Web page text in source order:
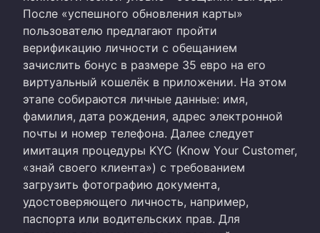
После «успешного обновления карты»
пользователю предлагают пройти
верификацию личности с обещанием
зачислить бонус в размере 35 евро на его
виртуальный кошелёк в приложении. На этом
этапе собираются личные данные: имя,
фамилия, дата рождения, адрес электронной
почты и номер телефона. Далее следует
имитация процедуры KYC (Know Your Customer,
«знай своего клиента») с требованием
загрузить фотографию документа,
удостоверяющего личность, например,
паспорта или водительских прав. Для